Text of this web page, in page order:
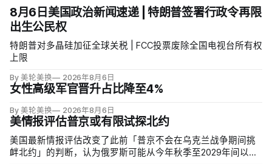
8月6日美国政治新闻速递 | 特朗普签署行政令再限
出生公民权
特朗普对多晶硅加征全球关税 | FCC投票废除全国电视台所有权
上限
By 美轮美换 2026年8月6日
女性高级军官晋升占比降至4%
By 美轮美换 2026年8月6日
美情报评估普京或有限试探北约
美国最新情报评估改变了此前「普京不会在乌克兰战争期间挑
衅北约」的判断，认为俄罗斯可能从今年秋季至2029年间以网